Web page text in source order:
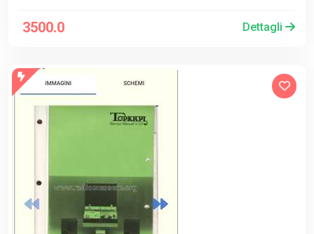
3500.0 Dettagli